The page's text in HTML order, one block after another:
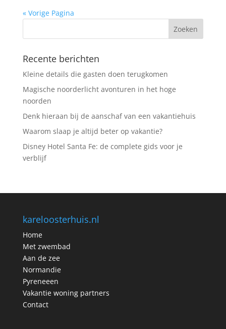
« Vorige Pagina
Recente berichten
Kleine details die gasten doen terugkomen
Magische noorderlicht avonturen in het hoge
noorden
Denk hieraan bij de aanschaf van een vakantiehuis
Waarom slaap je altijd beter op vakantie?
Disney Hotel Santa Fe: de complete gids voor je
verblijf
kareloosterhuis.nl
Home
Met zwembad
Aan de zee
Normandie
Pyreneeen
Vakantie woning partners
Contact